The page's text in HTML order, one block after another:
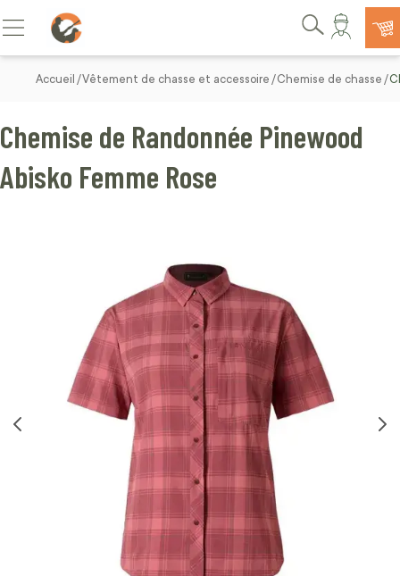
Allez au contenu
Basculer la navigation
Rechercher
Accueil Vêtement de chasse et accessoire Chemise de chasse
Chemise de Randonnée Pinewood
Abisko Femme Rose